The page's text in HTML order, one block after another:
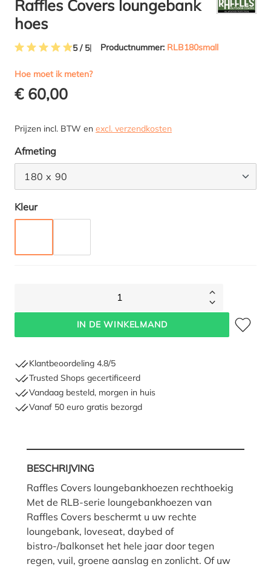
Raffles Covers loungebank
hoes
5 / 5 Productnummer: RLB180small
Hoe moet ik meten?
€ 60,00
Prijzen incl. BTW en excl. verzendkosten
Selecteer
Afmeting
180 x 90
Selecteer
Kleur
1
IN DE WINKELMAND
Klantbeoordeling 4.8/5
Trusted Shops gecertificeerd
Vandaag besteld, morgen in huis
Vanaf 50 euro gratis bezorgd
BESCHRIJVING
Raffles Covers loungebankhoezen rechthoekig
Met de RLB-serie loungebankhoezen van
Raffles Covers beschermt u uw rechte
loungebank, loveseat, daybed of
bistro-/balkonset het hele jaar door tegen
regen, vuil, groene aanslag en zonlicht. Of uw